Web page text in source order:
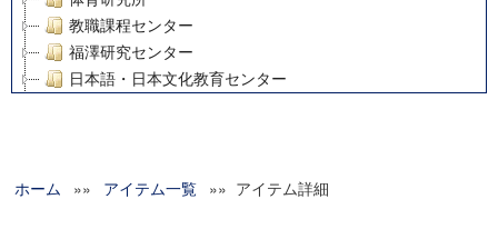
教職課程センター
福澤研究センター
日本語・日本文化教育センター
グローバルリサーチインスティテュート
ホーム »» アイテム一覧 »» アイテム詳細